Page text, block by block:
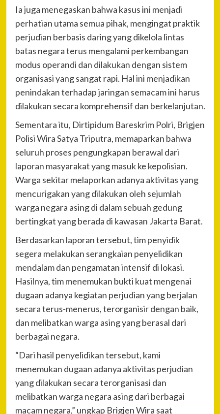
Ia juga menegaskan bahwa kasus ini menjadi
perhatian utama semua pihak, mengingat praktik
perjudian berbasis daring yang dikelola lintas
batas negara terus mengalami perkembangan
modus operandi dan dilakukan dengan sistem
organisasi yang sangat rapi. Hal ini menjadikan
penindakan terhadap jaringan semacam ini harus
dilakukan secara komprehensif dan berkelanjutan.
Sementara itu, Dirtipidum Bareskrim Polri, Brigjen
Polisi Wira Satya Triputra, memaparkan bahwa
seluruh proses pengungkapan berawal dari
laporan masyarakat yang masuk ke kepolisian.
Warga sekitar melaporkan adanya aktivitas yang
mencurigakan yang dilakukan oleh sejumlah
warga negara asing di dalam sebuah gedung
bertingkat yang berada di kawasan Jakarta Barat.
Berdasarkan laporan tersebut, tim penyidik
segera melakukan serangkaian penyelidikan
mendalam dan pengamatan intensif di lokasi.
Hasilnya, tim menemukan bukti kuat mengenai
dugaan adanya kegiatan perjudian yang berjalan
secara terus-menerus, terorganisir dengan baik,
dan melibatkan warga asing yang berasal dari
berbagai negara.
“Dari hasil penyelidikan tersebut, kami
menemukan dugaan adanya aktivitas perjudian
yang dilakukan secara terorganisasi dan
melibatkan warga negara asing dari berbagai
macam negara,” ungkap Brigjen Wira saat